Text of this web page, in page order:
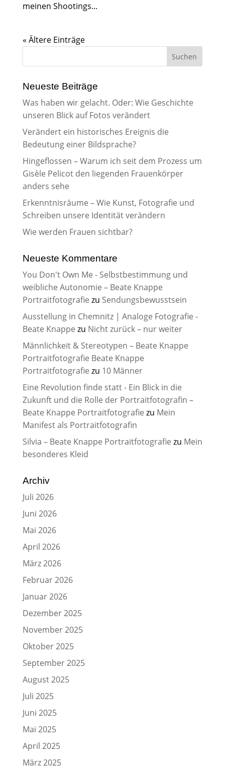
meinen Shootings...
« Ältere Einträge
Neueste Beiträge
Was haben wir gelacht. Oder: Wie Geschichte
unseren Blick auf Fotos verändert
Verändert ein historisches Ereignis die
Bedeutung einer Bildsprache?
Hingeflossen – Warum ich seit dem Prozess um
Gisèle Pelicot den liegenden Frauenkörper
anders sehe
Erkenntnisräume – Wie Kunst, Fotografie und
Schreiben unsere Identität verändern
Wie werden Frauen sichtbar?
Neueste Kommentare
You Don't Own Me - Selbstbestimmung und
weibliche Autonomie – Beate Knappe
Portraitfotografie zu Sendungsbewusstsein
Ausstellung in Chemnitz | Analoge Fotografie -
Beate Knappe zu Nicht zurück – nur weiter
Männlichkeit & Stereotypen – Beate Knappe
Portraitfotografie Beate Knappe
Portraitfotografie zu 10 Männer
Eine Revolution finde statt - Ein Blick in die
Zukunft und die Rolle der Portraitfotografin –
Beate Knappe Portraitfotografie zu Mein
Manifest als Portraitfotografin
Silvia – Beate Knappe Portraitfotografie zu Mein
besonderes Kleid
Archiv
Juli 2026
Juni 2026
Mai 2026
April 2026
März 2026
Februar 2026
Januar 2026
Dezember 2025
November 2025
Oktober 2025
September 2025
August 2025
Juli 2025
Juni 2025
Mai 2025
April 2025
März 2025